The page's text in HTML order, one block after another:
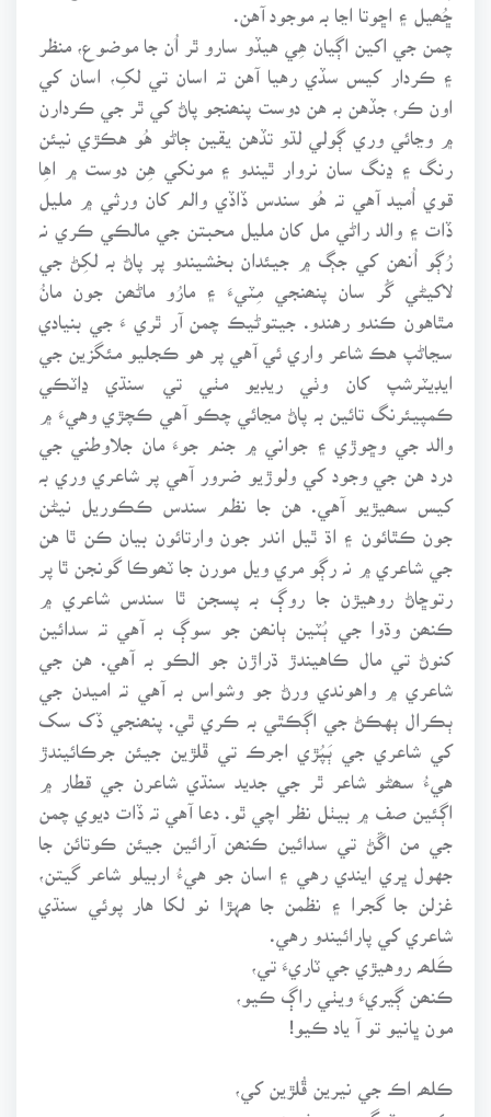
ڇُھيل ۽ اڇوتا اڃا بہ موجود آهن.
چمن جي اکين اڳيان هِي هيڏو سارو ٿر اُن جا موضوع، منظر
۽ ڪردار کيس سڏي رهيا آهن تہ اسان تي لکِ، اسان کي
اون ڪر، جڏهن بہ هن دوست پنھنجو پاڻ کي ٿر جي ڪردارن
۾ وڃائي وري ڳولي لڌو تڏهن يقين ڄاڻو هُو هڪڙي نيئن
رنگ ۽ ڍنگ سان نروار ٿيندو ۽ مونکي هِن دوست ۾ اهِا
قوي اُميد آهي تہ هُو سندس ڏاڏي والم کان ورثي ۾ مليل
ڏات ۽ والد راڻي مل کان مليل محبتن جي مالڪي ڪري نہ
رُڳو اُنھن کي جڳ ۾ جيئدان بخشيندو پر پاڻ بہ لکِڻ جي
لاکيڻي گُر سان پنھنجي مِٽيءَ ۽ مارُو ماڻھن جون مانُ
مٿاهون ڪندو رهندو. جيتوڻيڪ چمن آر ٿري ءَ جي بنيادي
سڃاڻپ هڪ شاعر واري ئي آهي پر هو ڪجليو مئگزين جي
ايڊيٽرشپ کان وٺي ريڊيو مٺي تي سنڌي ڍاٽڪي
ڪمپيئرنگ تائين بہ پاڻ مڃائي چڪو آهي ڪچڙي وهيءَ ۾
والد جي وڇوڙي ۽ جواني ۾ جنم جوءَ مان جلاوطني جي
درد هن جي وجود کي ولوڙيو ضرور آهي پر شاعري وري بہ
کيس سھيڙيو آهي. هن جا نظم سندس ڪڪوريل نيڻن
جون ڪٿائون ۽ اڌ ٿيل اندر جون وارتائون بيان ڪن ٿا هن
جي شاعري ۾ نہ رڳو مري ويل مورن جا ٽھوڪا گونجن ٿا پر
رتوڇاڻ روهيڙن جا روڳ بہ پسجن ٿا سندس شاعري ۾
ڪنھن وڌوا جي ٻُٽين ٻانھن جو سوڳ بہ آهي تہ سدائين
کنوڻ تي مال ڪاهيندڙ ڌراڙن جو الڪو بہ آهي. هن جي
شاعري ۾ واهوندي ورڻ جو وشواس بہ آهي تہ اميدن جي
ٻڪرال ٻهڪڻ جي اڳڪٿي بہ ڪري ٿي. پنھنجي ڏک سک
کي شاعري جي ٻَپُڙي اجرڪ تي ڦلڙين جيئن جرڪائيندڙ
هيءُ سھڻو شاعر ٿر جي جديد سنڌي شاعرن جي قطار ۾
اڳئين صف ۾ بيٺل نظر اچي ٿو. دعا آهي تہ ڏات ديوي چمن
جي من اڱڻ تي سدائين ڪنھن آرائين جيئن ڪوتائن جا
جهول ڀري ايندي رهي ۽ اسان جو هيءُ اربيلو شاعر گيتن،
غزلن جا گجرا ۽ نظمن جا ھہڙا نو لکا هار پوئي سنڌي
شاعري کي پارائيندو رهي.
ڪَلھہ روهيڙي جي ٽاريءَ تي،
ڪنھن ڳيريءَ ويٺي راڳ ڪيو،
مون ڀانيو تو آ ياد ڪيو!
ڪلھہ اڪ جي نيرين ڦُلڙين کي،
ڪو پوپٽ گهيري ويٺو هو،